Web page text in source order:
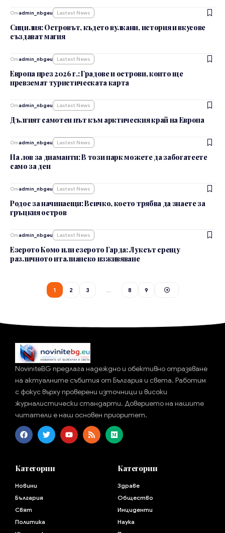
Отadmin_nbgeu Lastest News
Сицилия: Островът, където вулкани, история и вкусове
създават магия
Отadmin_nbgeu Lastest News
Европа през 2026 г.: Градове и острови, които ще
превземат туристическата карта
Отadmin_nbgeu Lastest News
Дългият самотен път към арктическия край на Европа
Отadmin_nbgeu Lastest News
На лов за диаманти: В този парк можете да забогатеете
само за ден
Отadmin_nbgeu Lastest News
Родос за начинаещи: Всичко, което трябва да знаете за
гръцкия остров
Отadmin_nbgeu Lastest News
Езерото Комо или езерото Гарда: Луксът срещу
различното италианско изживяване
1 2 3 8 9
NoviniteBG предлага надеждно и обективно отразяване
на актуалните събития от България и света. Работим
с фокус върху проверени източници и високи
журналистически стандарти. Доверието на нашите
читатели е наш основен приоритет.
Категории
Новини
България
Свят
Политика
Категории
Здраве
Общество
Инциденти
Наука